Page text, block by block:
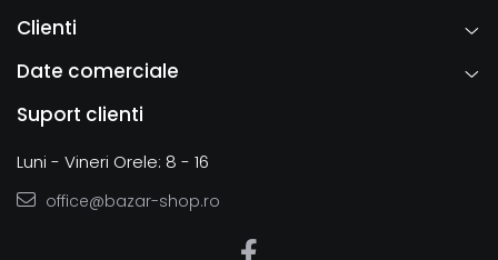
Clienti
Date comerciale
Suport clienti
Luni - Vineri Orele: 8 - 16
office@bazar-shop.ro